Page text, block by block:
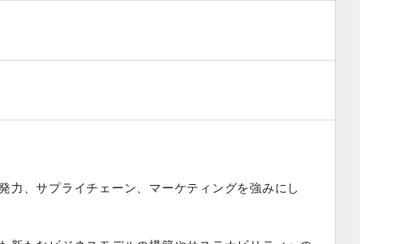
力、サプライチェーン、マーケティングを強みにし